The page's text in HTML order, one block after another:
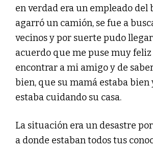
en verdad era un empleado del
agarró un camión, se fue a
vecinos y por suerte pudo
acuerdo que me puse muy
encontrar a mi amigo y de
bien, que su mamá estaba bien
estaba cuidando su casa.
La situación era un desastre
a donde estaban todos tus